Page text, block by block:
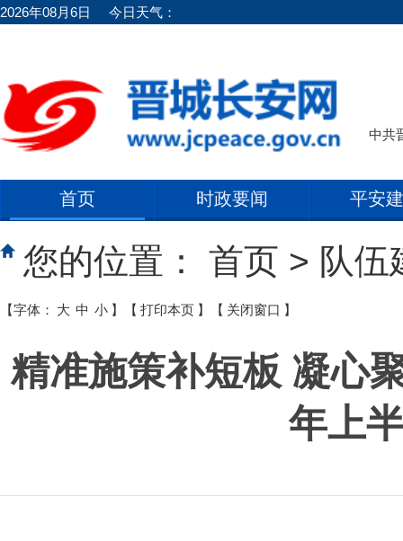
2026年08月6日 今日天气：
中共
首页 时政要闻 平安
您的位置： 首页 > 队伍
【字体： 大 中 小 】 【 打印本页 】 【 关闭窗口 】
精准施策补短板 凝心
年上